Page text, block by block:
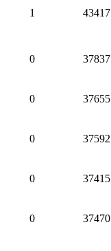
1 43417
0 37837
0 37655
0 37592
0 37415
0 37470